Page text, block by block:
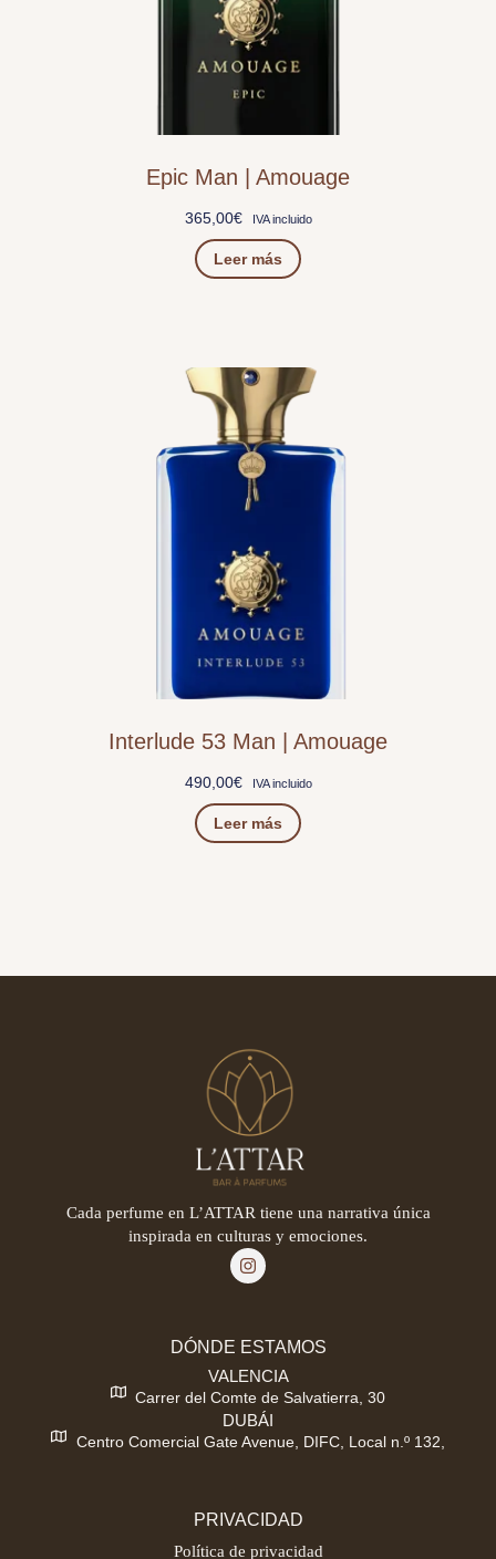
Epic Man | Amouage
365,00€ IVA incluido
Leer más
Interlude 53 Man | Amouage
490,00€ IVA incluido
Leer más
Cada perfume en L’ATTAR tiene una narrativa única
inspirada en culturas y emociones.
DÓNDE ESTAMOS
VALENCIA
Carrer del Comte de Salvatierra, 30
DUBÁI
Centro Comercial Gate Avenue, DIFC, Local n.º 132,
PRIVACIDAD
Política de privacidad